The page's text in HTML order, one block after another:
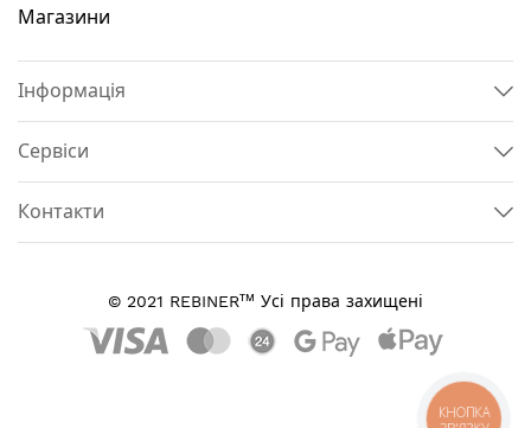
Магазини
Інформація
Сервіси
Контакти
© 2021 REBINERтм Усі права захищені
КНОПКА